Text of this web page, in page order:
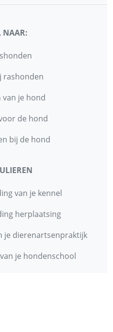
NAAR:
rashonden
van je hond
de hond
bij de hond
van je kennel
herplaatsing
je dierenartsenpraktijk
je hondenschool